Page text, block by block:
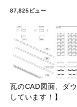
87,825ビュー
瓦のCAD図面、ダ
しています！】